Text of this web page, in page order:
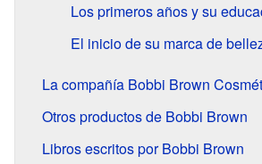
Los primeros años y su
El inicio de su marca de
La compañía Bobbi Brown
Otros productos de Bobbi Brown
Libros escritos por Bobbi Brown